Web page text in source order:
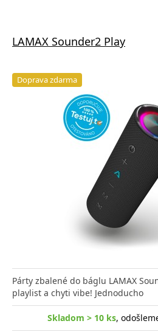
LAMAX Sounder2 Play
Doprava zdarma
Párty zbalené do báglu LAMAX
playlist a chyti vibe! Jednoducho
Skladom > 10 ks,